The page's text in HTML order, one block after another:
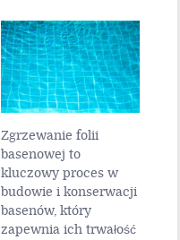
Zgrzewanie folii
basenowej to
kluczowy proces w
budowie i konserwacji
basenów, który
zapewnia ich trwałość